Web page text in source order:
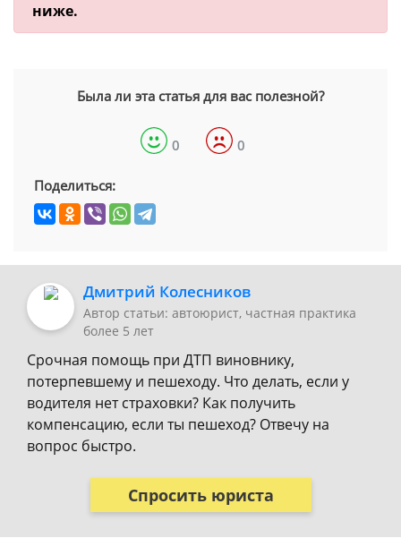
ниже.
Была ли эта статья для вас полезной?
0 0
Поделиться:
Дмитрий Колесников
Автор статьи: автоюрист, частная практика
более 5 лет
Срочная помощь при ДТП виновнику,
потерпевшему и пешеходу. Что делать, если у
водителя нет страховки? Как получить
компенсацию, если ты пешеход? Отвечу на
вопрос быстро.
Спросить юриста